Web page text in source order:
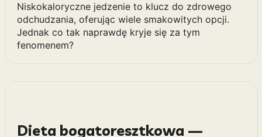
Niskokaloryczne jedzenie to klucz do zdrowego
odchudzania, oferując wiele smakowitych opcji.
Jednak co tak naprawdę kryje się za tym
fenomenem?
Dieta bogatoresztkowa —